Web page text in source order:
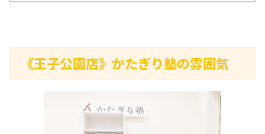
《王子公園店》かたぎり塾の雰囲気